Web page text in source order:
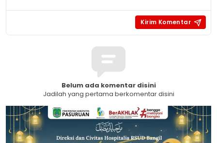
Belum ada komentar disini
Jadilah yang pertama berkomentar disini